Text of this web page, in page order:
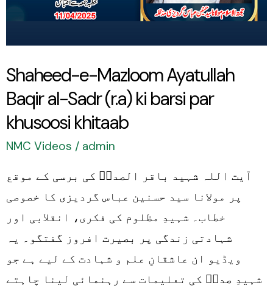
Shaheed-e-Mazloom Ayatullah
Baqir al-Sadr (r.a) ki barsi par
khusoosi khitaab
NMC Videos / admin
آیت اللہ شہید باقر الصدرؒ کی برسی کے موقع
پر مولانا سید حسنین عباس گردیزی کا خصوصی
خطاب۔ شہیدِ مظلوم کی فکری، انقلابی اور
شہادتی زندگی پر بصیرت افروز گفتگو۔ یہ
ویڈیو ان عاشقانِ علم و شہادت کے لیے ہے جو
شہیدِ صدرؒ کی تعلیمات سے رہنمائی لینا چاہتے
barsi
par
khitaab